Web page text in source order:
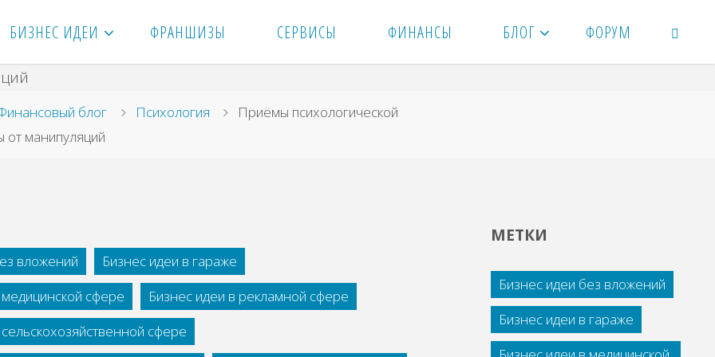
БИЗНЕС ИДЕИ ФРАНШИЗЫ СЕРВИСЫ ФИНАНСЫ БЛОГ ФОРУМ
блог Психология
Приёмы психологической
от манипуляций
вложений
Бизнес идеи в гараже
сфере
Бизнес идеи в рекламной сфере
сфере
МЕТКИ
Бизнес идеи без вложений
Бизнес идеи в гараже